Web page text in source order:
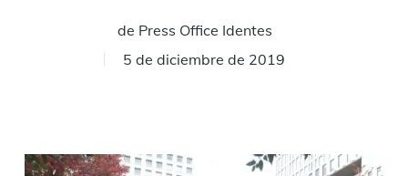
de Press Office Identes
5 de diciembre de 2019